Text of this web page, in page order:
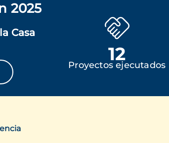
2025
Casa
12
Proyectos ejecutados